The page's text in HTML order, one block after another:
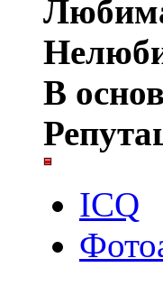
В
ICQ